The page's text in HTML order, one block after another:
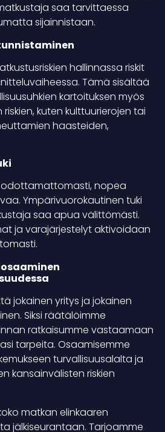
saa tarvittaessa
sijainnistaan.
hallinnassa riskit
Tämä sisältää
kartoituksen myös
kuten kulttuurierojen tai
haasteiden,
nopea
Ympärivuorokautinen tuki
saa apua välittömästi.
ja varajärjestelyt aktivoidaan
jokainen yritys ja jokainen
Siksi räätälöimme
ratkaisumme vastaamaan
tarpeita. Osaamisemme
turvallisuusalalta ja
kansainvälisten riskien
matkan elinkaaren
jälkiseurantaan. Tarjoamme